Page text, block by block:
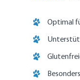
Optimal